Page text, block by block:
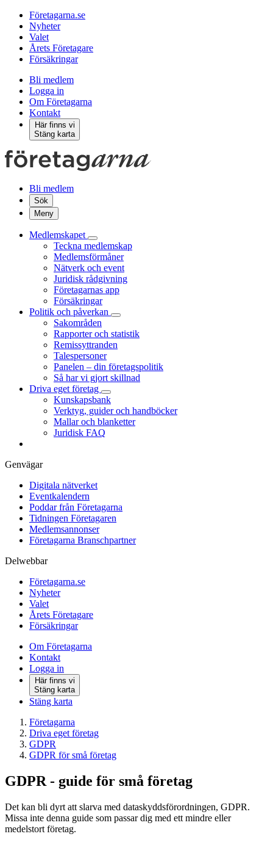
Företagarna.se
Nyheter
Valet
Årets Företagare
Försäkringar
Bli medlem
Logga in
Om Företagarna
Kontakt
Här finns vi
Stäng karta
Bli medlem
Sök
Meny
Medlemskapet
Teckna medlemskap
Medlemsförmåner
Nätverk och event
Juridisk rådgivning
Företagarnas app
Försäkringar
Politik och påverkan
Sakområden
Rapporter och statistik
Remissyttranden
Talespersoner
Panelen – din företagspolitik
Så har vi gjort skillnad
Driva eget företag
Kunskapsbank
Verktyg, guider och handböcker
Mallar och blanketter
Juridisk FAQ
Genvägar
Digitala nätverket
Eventkalendern
Poddar från Företagarna
Tidningen Företagaren
Medlemsannonser
Företagarna Branschpartner
Delwebbar
Företagarna.se
Nyheter
Valet
Årets Företagare
Försäkringar
Om Företagarna
Kontakt
Logga in
Här finns vi
Stäng karta
Stäng karta
Företagarna
Driva eget företag
GDPR
GDPR för små företag
GDPR - guide för små företag
Det kan bli dyrt att slarva med dataskyddsförordningen, GDPR.
Missa inte denna guide som passar dig med ett mindre eller
medelstort företag.